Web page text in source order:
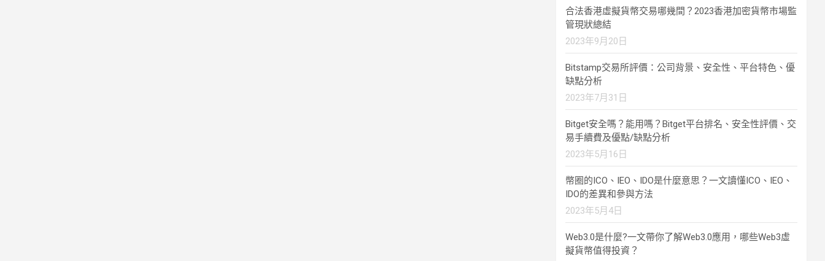
合法香港虛擬貨幣交易哪幾間？2023香港加密貨幣市場監
管現狀總結
2023年9月20日
Bitstamp交易所評價：公司背景、安全性、平台特色、優
缺點分析
2023年7月31日
Bitget安全嗎？能用嗎？Bitget平台排名、安全性評價、交
易手續費及優點/缺點分析
2023年5月16日
幣圈的ICO、IEO、IDO是什麼意思？一文讀懂ICO、IEO、
IDO的差異和參與方法
2023年5月4日
Web3.0是什麼?一文帶你了解Web3.0應用，哪些Web3虛
擬貨幣值得投資？